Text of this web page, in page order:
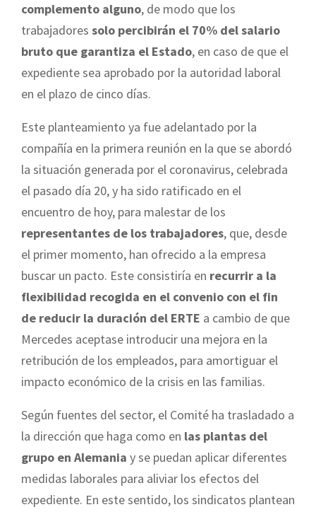
complemento alguno, de modo que los
trabajadores solo percibirán el 70% del salario
bruto que garantiza el Estado, en caso de que el
expediente sea aprobado por la autoridad laboral
en el plazo de cinco días.
Este planteamiento ya fue adelantado por la
compañía en la primera reunión en la que se abordó
la situación generada por el coronavirus, celebrada
el pasado día 20, y ha sido ratificado en el
encuentro de hoy, para malestar de los
representantes de los trabajadores, que, desde
el primer momento, han ofrecido a la empresa
buscar un pacto. Este consistiría en recurrir a la
flexibilidad recogida en el convenio con el fin
de reducir la duración del ERTE a cambio de que
Mercedes aceptase introducir una mejora en la
retribución de los empleados, para amortiguar el
impacto económico de la crisis en las familias.
Según fuentes del sector, el Comité ha trasladado a
la dirección que haga como en las plantas del
grupo en Alemania y se puedan aplicar diferentes
medidas laborales para aliviar los efectos del
expediente. En este sentido, los sindicatos plantean